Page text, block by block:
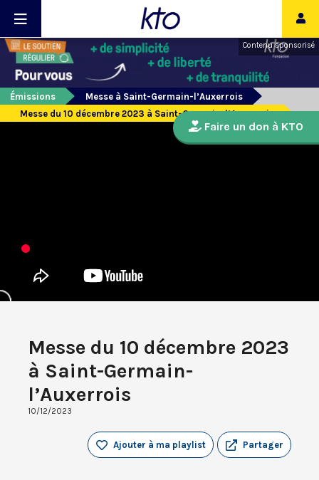
Contenu sponsorisé
Émissions
Messe à Saint-Germain-l’Auxerrois
Messe du 10 décembre 2023 à Saint-Germain-l’Auxerrois
Messe du 10 décembre 2023
à Saint-Germain-
l’Auxerrois
10/12/2023
Partager
Ajouter à ma playlist
Faire un don à KTO